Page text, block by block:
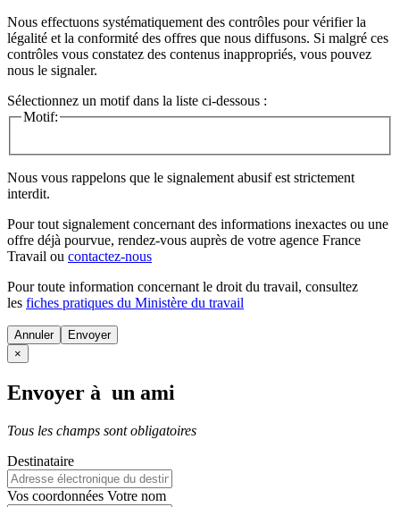
Nous effectuons systématiquement des contrôles pour vérifier la
légalité et la conformité des offres que nous diffusons. Si malgré ces
contrôles vous constatez des contenus inappropriés, vous pouvez
nous le signaler.
Sélectionnez un motif dans la liste ci-dessous :
Motif:
Nous vous rappelons que le signalement abusif est strictement
interdit.
Pour tout signalement concernant des informations inexactes ou une
offre déjà pourvue, rendez-vous auprès de votre agence France
Travail ou contactez-nous
Pour toute information concernant le droit du travail, consultez
les fiches pratiques du Ministère du travail
Annuler
×
Envoyer à un ami
Tous les champs sont obligatoires
Destinataire
Vos coordonnées Votre nom